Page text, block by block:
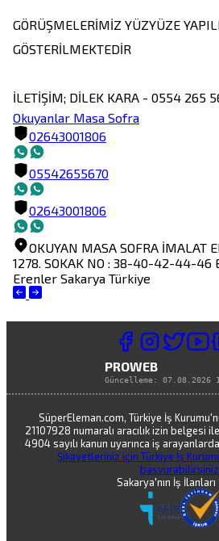
GÖRÜŞMELERİMİZ YÜZYÜZE
GÖSTERİLMEKTEDİR
İLETİŞİM; DİLEK KARA - 0554 265
Okuyanlar Masa Sofra
02643001806
05542655670
02643001806
OKUYAN MASA SOFRA İMALAT
1278. SOKAK NO : 38-40-42-44-46
Erenler Sakarya Türkiye
PROWEB
Güncelleme: 07.08.2026
SüperEleman.com, Türkiye İş
21107928 numaralı aracılık izin belgesi
4904 sayılı kanun uyarınca iş
Şikayetleriniz için Türkiye İş
Sakarya'nın İş